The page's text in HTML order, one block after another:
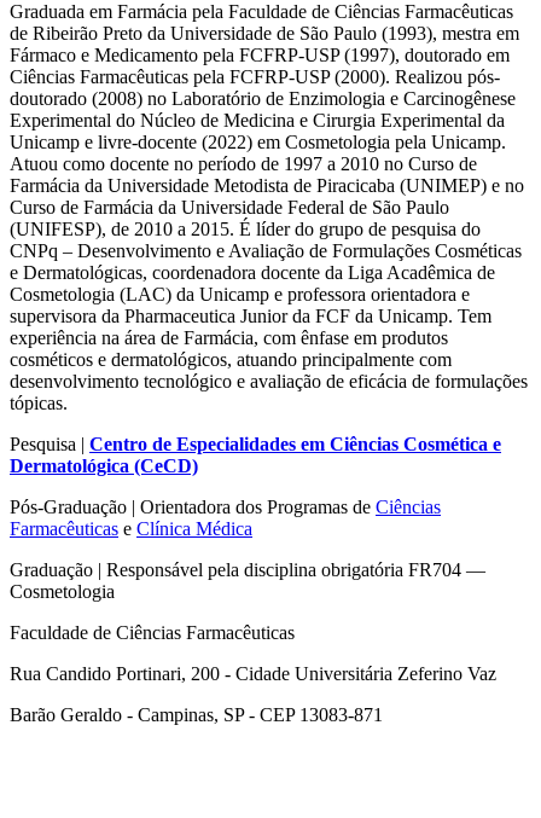
Graduada em Farmácia pela Faculdade de Ciências Farmacêuticas
de Ribeirão Preto da Universidade de São Paulo (1993), mestra em
Fármaco e Medicamento pela FCFRP-USP (1997), doutorado em
Ciências Farmacêuticas pela FCFRP-USP (2000). Realizou pós-
doutorado (2008) no Laboratório de Enzimologia e Carcinogênese
Experimental do Núcleo de Medicina e Cirurgia Experimental da
Unicamp e livre-docente (2022) em Cosmetologia pela Unicamp.
Atuou como docente no período de 1997 a 2010 no Curso de
Farmácia da Universidade Metodista de Piracicaba (UNIMEP) e no
Curso de Farmácia da Universidade Federal de São Paulo
(UNIFESP), de 2010 a 2015. É líder do grupo de pesquisa do
CNPq – Desenvolvimento e Avaliação de Formulações Cosméticas
e Dermatológicas, coordenadora docente da Liga Acadêmica de
Cosmetologia (LAC) da Unicamp e professora orientadora e
supervisora da Pharmaceutica Junior da FCF da Unicamp. Tem
experiência na área de Farmácia, com ênfase em produtos
cosméticos e dermatológicos, atuando principalmente com
desenvolvimento tecnológico e avaliação de eficácia de formulações
tópicas.
Pesquisa | Centro de Especialidades em Ciências Cosmética e
Dermatológica (CeCD)
Pós-Graduação | Orientadora dos Programas de Ciências
Farmacêuticas e Clínica Médica
Graduação | Responsável pela disciplina obrigatória FR704 —
Cosmetologia
Faculdade de Ciências Farmacêuticas
Rua Candido Portinari, 200 - Cidade Universitária Zeferino Vaz
Barão Geraldo - Campinas, SP - CEP 13083-871